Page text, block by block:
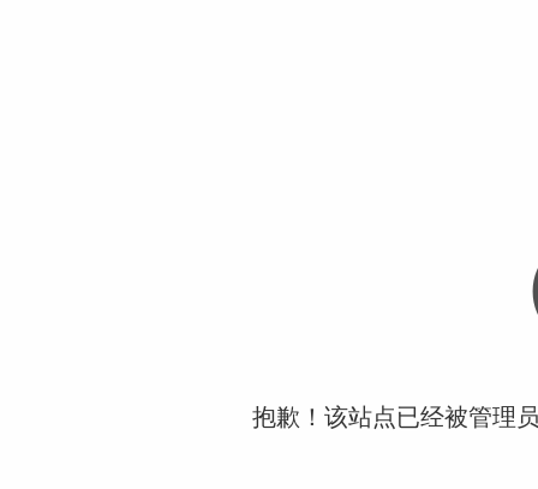
抱歉！该站点已经被管理